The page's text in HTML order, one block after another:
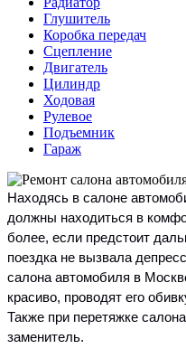
Глушитель
Коробка передач
Сцепление
Двигатель
Цилиндр
Ходовая
Рулевое
Подъемник
Гараж
Находясь в салоне
должны находиться в
более, если предстоит
поездка не вызвала
салона автомобиля в
красиво, проводят его
Также при перетяжке
заменитель.